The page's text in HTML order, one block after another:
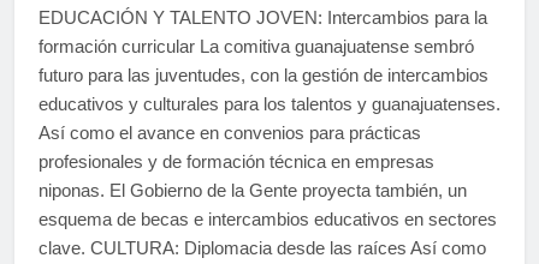
EDUCACIÓN Y TALENTO JOVEN: Intercambios para la
formación curricular La comitiva guanajuatense sembró
futuro para las juventudes, con la gestión de intercambios
educativos y culturales para los talentos y guanajuatenses.
Así como el avance en convenios para prácticas
profesionales y de formación técnica en empresas
niponas. El Gobierno de la Gente proyecta también, un
esquema de becas e intercambios educativos en sectores
clave. CULTURA: Diplomacia desde las raíces Así como